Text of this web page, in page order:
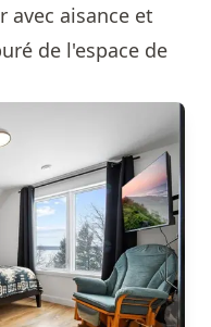
avec aisance et
de l'espace de